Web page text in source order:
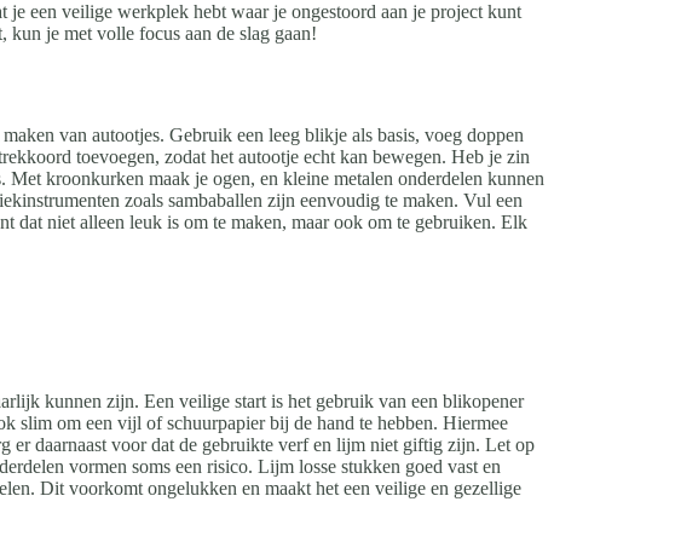
een veilige werkplek hebt waar je ongestoord aan je project kunt
je met volle focus aan de slag gaan!
van autootjes. Gebruik een leeg blikje als basis, voeg doppen
toevoegen, zodat het autootje echt kan bewegen. Heb je zin
kroonkurken maak je ogen, en kleine metalen onderdelen kunnen
zoals sambaballen zijn eenvoudig te maken. Vul een
dat niet alleen leuk is om te maken, maar ook om te gebruiken. Elk
kunnen zijn. Een veilige start is het gebruik van een blikopener
slim om een vijl of schuurpapier bij de hand te hebben. Hiermee
er daarnaast voor dat de gebruikte verf en lijm niet giftig zijn. Let op
vormen soms een risico. Lijm losse stukken goed vast en
Dit voorkomt ongelukken en maakt het een veilige en gezellige